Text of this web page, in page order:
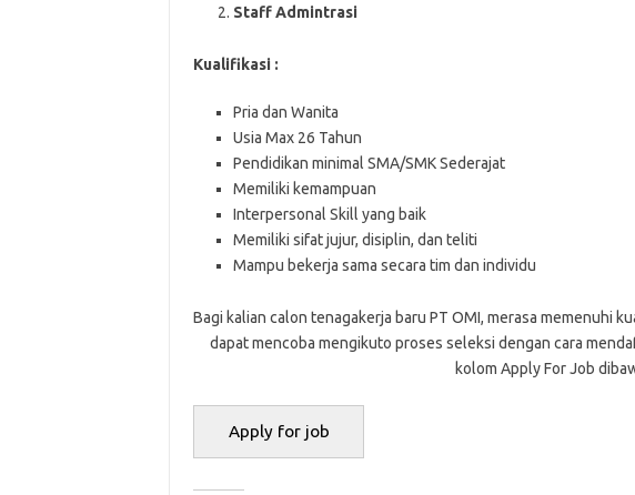
Staff Admintrasi
Kualifikasi :
Pria dan Wanita
Usia Max 26 Tahun
Pendidikan minimal SMA/SMK Sederajat
Memiliki kemampuan
Interpersonal Skill yang baik
Memiliki sifat jujur, disiplin, dan teliti
Mampu bekerja sama secara tim dan individu
Bagi kalian calon tenagakerja baru PT OMI, merasa memenuhi
dapat mencoba mengikuto proses seleksi dengan cara
kolom Apply For Job